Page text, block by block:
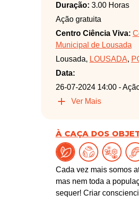
Duração: 3.00 Horas
Ação gratuita
Centro Ciência Viva:
Municipal de Lousada
Lousada, LOUSADA,
Data:
26-07-2024 14:00 -
Ver Mais
À CAÇA DOS
Cada vez mais somos
mas nem toda a
sequer! Criar